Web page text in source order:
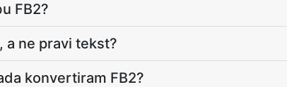
FB2?
a ne pravi tekst?
konvertiram FB2?